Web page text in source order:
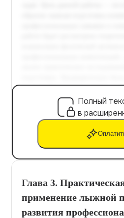
Полный
в
Глава 3.
применение лыжной
развития